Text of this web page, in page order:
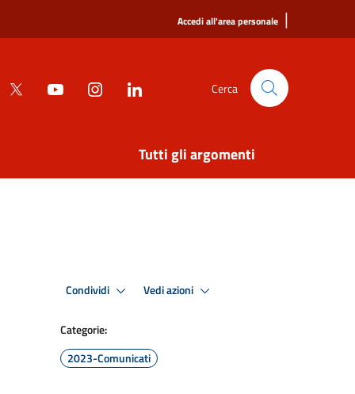
Accedi all'area personale |
Cerca
Tutti gli argomenti
Condividi Vedi azioni
Categorie:
2023-Comunicati